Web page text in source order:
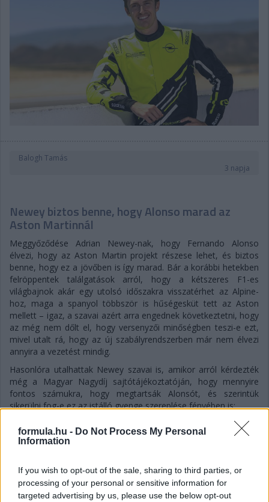
formula.hu - Do Not Process My Personal
Information
If you wish to opt-out of the sale, sharing to third parties, or
processing of your personal or sensitive information for
targeted advertising by us, please use the below opt-out
Balogh Tamás
3 napja
Newey biztos benne, hogy Alonso marad az
Aston Martinnál
Meggyőződése Adrian Newey-nak, hogy Fernando Alonso
élvezi, hogy az Aston Martin projekt részese lehet, és biztos
benne, hogy ez a jövőben is így marad. Bár a korábbi hetekben
felröppentek találgatások arról, hogy a kétszeres F1-es
világbajnok akár egy utolsó időszakra visszatérhet az Alpine-
hoz, maga a spanyol többször is hűségesküt tett az Aston
mellett – igaz, a szavai azért arra engednek következtetni, hogy
az még nem dőlt el, hogy versenyzői minőségben teszi-e ezt,
mivel utalt rá, hogy az új szabályrendszerben már nem élvezi
annyira a vezetést mindig.
Hasonlóra utalhattak Newey szavai is, amikor arról kérdezték
még a Magyar Nagydíj sajtótájékoztatóján, hogy mennyire
fontos számukra, hogy megtartsák Alonsót, és szerintük
sikerülni fog-e ez az istálló gyenge szereplése fényében is:
„Fernando nyilvánvalóan egy lenyűgöző versenyző. Óriási
értéket jelent a csapatnak, mind a visszajelzéseivel, mind a
képességeivel. Úgyhogy természetesen fontos számunkra.
velünk töltött idejét, és hogy folytatni fogjuk a kapcsolatunkat”
– fogalmazott a csapatfőnök és technikai szakvezető.